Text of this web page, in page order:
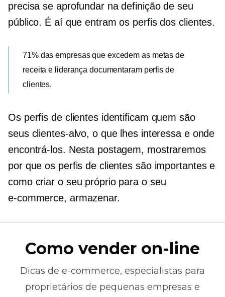
precisa se aprofundar na definição de seu
público. É aí que entram os perfis dos clientes.
71% das empresas que excedem as metas de
receita e liderança documentaram perfis de
clientes.
Os perfis de clientes identificam quem são
seus clientes-alvo, o que lhes interessa e onde
encontrá-los. Nesta postagem, mostraremos
por que os perfis de clientes são importantes e
como criar o seu próprio para o seu
e-commerce, armazenar.
Como vender on-line
Dicas de e-commerce, especialistas para
proprietários de pequenas empresas e